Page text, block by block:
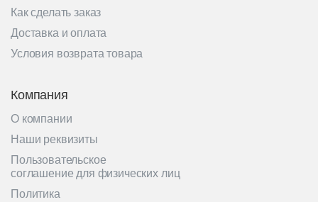
Как сделать заказ
Доставка и оплата
Условия возврата товара
Компания
О компании
Наши реквизиты
Пользовательское
соглашение для физических лиц
Политика